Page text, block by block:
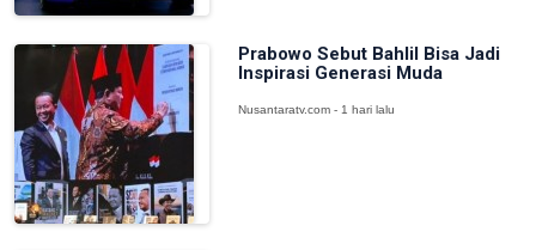
Prabowo Sebut Bahlil Bisa Jadi
Inspirasi Generasi Muda
Nusantaratv.com - 1 hari lalu